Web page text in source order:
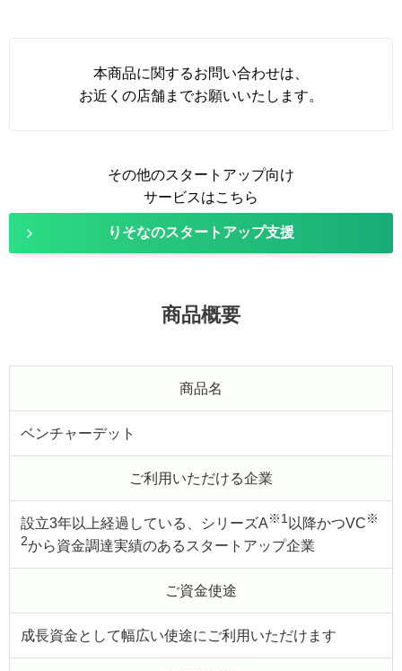
本商品に関するお問い合わせは、
お近くの店舗までお願いいたします。
その他のスタートアップ向け
サービスはこちら
りそなのスタートアップ支援
商品概要
商品名
ベンチャーデット
ご利用いただける企業
設立3年以上経過している、シリーズA※1 以降かつVC ※
2から資金調達実績のあるスタートアップ企業
ご資金使途
成長資金として幅広い使途にご利用いただけます